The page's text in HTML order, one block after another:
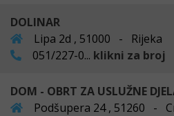
DOLINAR
Lipa 2d , 51000 - Rijeka
051/227-0... klikni za broj
DOM - OBRT ZA USLUŽNE
Podšupera 24 , 51260 -